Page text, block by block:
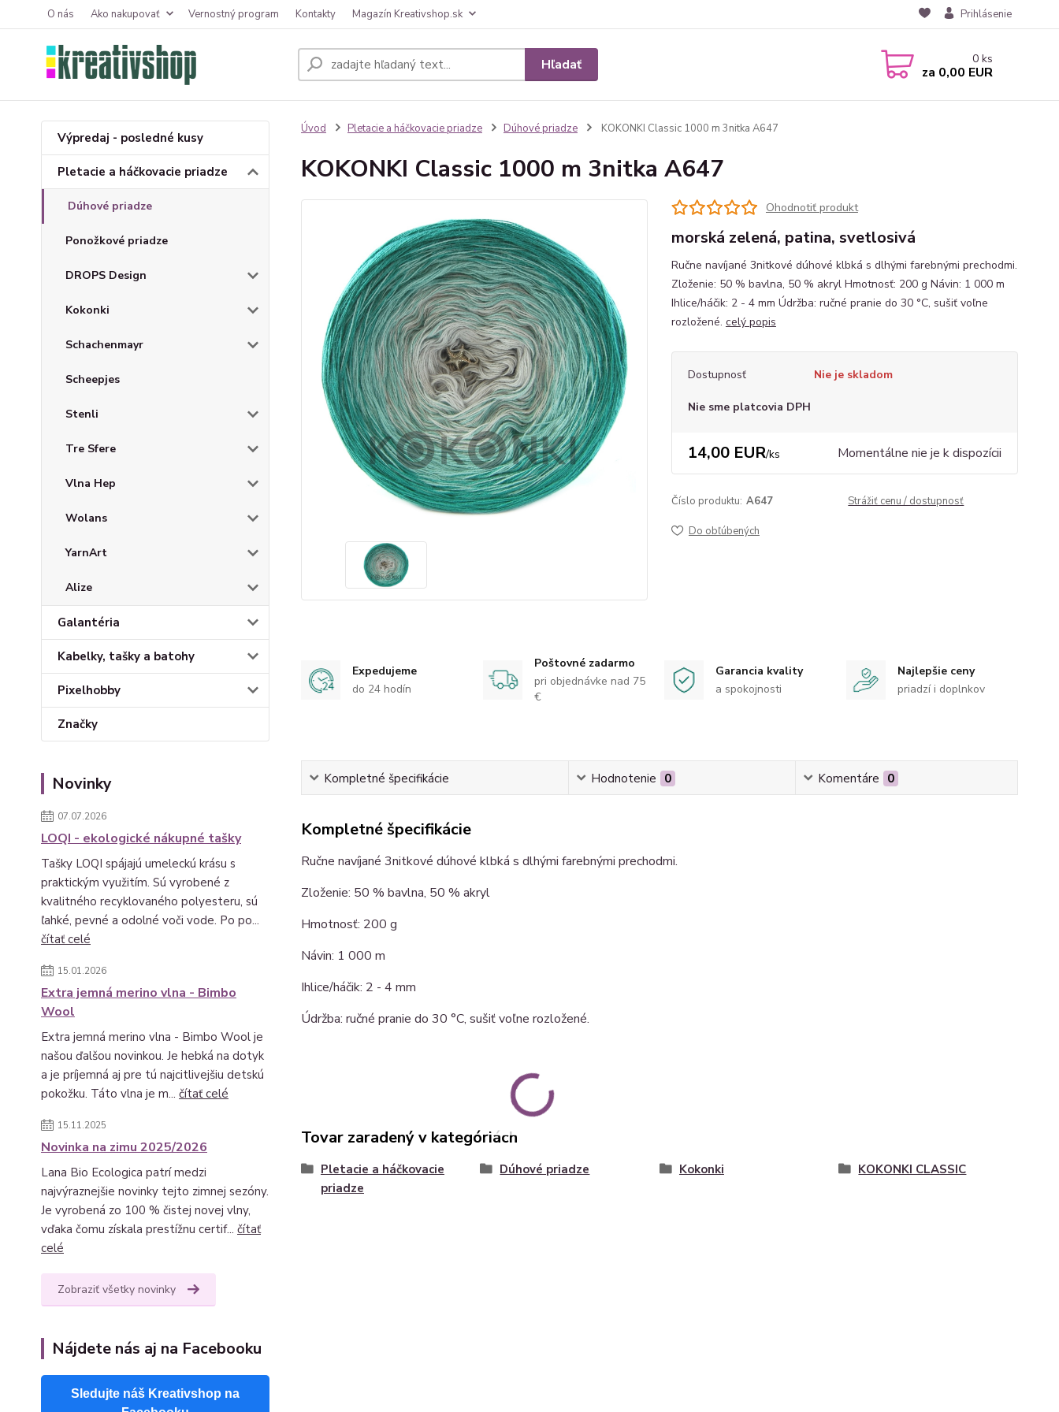
O nás Ako nakupovať Vernostný program Kontakty Magazín Kreativshop.sk Prihlásenie
Hľadať 0 ks
za 0,00 EUR
Výpredaj - posledné kusy
Pletacie a háčkovacie priadze
Dúhové priadze
Ponožkové priadze
DROPS Design
Kokonki
Schachenmayr
Scheepjes
Stenli
Tre Sfere
Vlna Hep
Wolans
YarnArt
Alize
Galantéria
Kabelky, tašky a batohy
Pixelhobby
Značky
Novinky
07.07.2026
LOQI - ekologické nákupné tašky
Tašky LOQI spájajú umeleckú krásu s
praktickým využitím. Sú vyrobené z
kvalitného recyklovaného polyesteru, sú
ľahké, pevné a odolné voči vode. Po po...
čítať celé
15.01.2026
Extra jemná merino vlna - Bimbo
Wool
Extra jemná merino vlna - Bimbo Wool je
našou ďalšou novinkou. Je hebká na dotyk
a je príjemná aj pre tú najcitlivejšiu detskú
pokožku. Táto vlna je m... čítať celé
15.11.2025
Novinka na zimu 2025/2026
Lana Bio Ecologica patrí medzi
najvýraznejšie novinky tejto zimnej sezóny.
Je vyrobená zo 100 % čistej novej vlny,
vďaka čomu získala prestížnu certif... čítať
celé
Zobraziť všetky novinky
Nájdete nás aj na Facebooku
Sledujte náš Kreativshop na
Úvod Pletacie a háčkovacie priadze Dúhové priadze KOKONKI Classic 1000 m 3nitka A647
KOKONKI Classic 1000 m 3nitka A647
Ohodnotiť produkt
morská zelená, patina, svetlosivá
Ručne navíjané 3nitkové dúhové klbká s dlhými farebnými prechodmi.
Zloženie: 50 % bavlna, 50 % akryl Hmotnosť: 200 g Návin: 1 000 m
Ihlice/háčik: 2 - 4 mm Údržba: ručné pranie do 30 °C, sušiť voľne
rozložené. celý popis
Dostupnosť Nie je skladom
Nie sme platcovia DPH
14,00 EUR/ks Momentálne nie je k dispozícii
Číslo produktu: A647 Strážiť cenu / dostupnosť
Do obľúbených
Expedujeme
do 24 hodín
Poštovné zadarmo
pri objednávke nad 75
€
Garancia kvality
a spokojnosti
Najlepšie ceny
priadzí i doplnkov
Kompletné špecifikácie Hodnotenie 0 Komentáre 0
Kompletné špecifikácie
Ručne navíjané 3nitkové dúhové klbká s dlhými farebnými prechodmi.
Zloženie: 50 % bavlna, 50 % akryl
Hmotnosť: 200 g
Návin: 1 000 m
Ihlice/háčik: 2 - 4 mm
Údržba: ručné pranie do 30 °C, sušiť voľne rozložené.
Tovar zaradený v kategóriách
Pletacie a háčkovacie
priadze
Dúhové priadze Kokonki KOKONKI CLASSIC